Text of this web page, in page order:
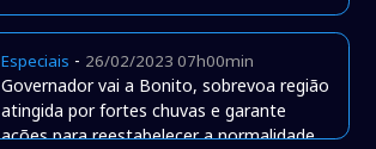
Especiais - 26/02/2023 07h00min
Governador vai a Bonito, sobrevoa região
atingida por fortes chuvas e garante
ações para reestabelecer a normalidade